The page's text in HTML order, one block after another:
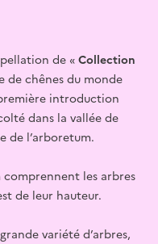
de «Collection
de chênes du monde
introduction
dans la vallée de
de l’arboretum.
comprennent les arbres
de leur hauteur.
variété d’arbres,